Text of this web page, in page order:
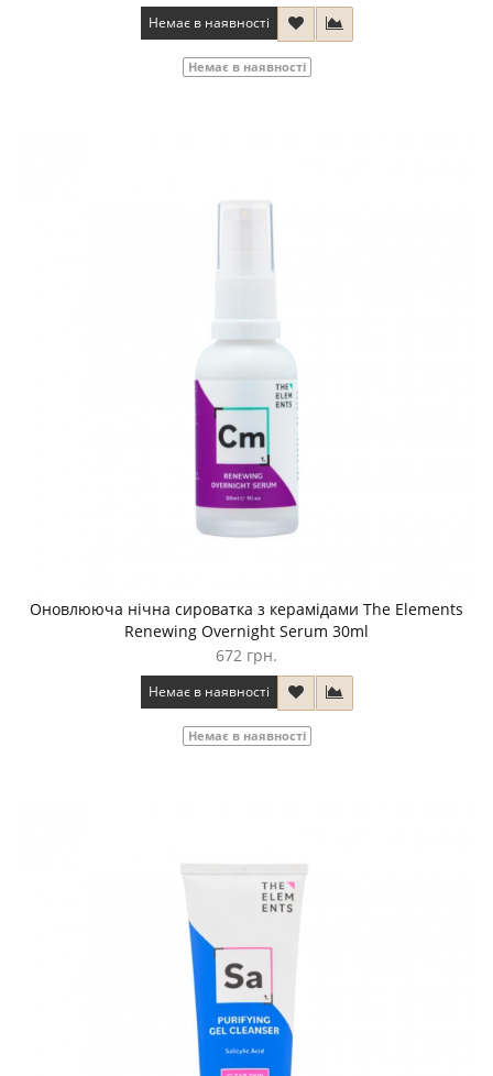
Немає в наявності
Немає в наявності
Оновлююча нічна сироватка з керамідами The Elements
Renewing Overnight Serum 30ml
672 грн.
Немає в наявності
Немає в наявності